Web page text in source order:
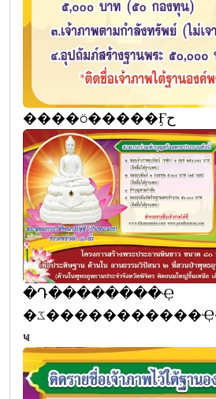
�Դ��������Ҿ
�ػ�����������Ҿ���ҧ��л�и
ҹ